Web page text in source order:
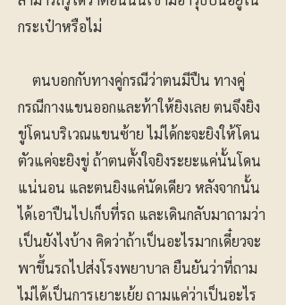
กระเป๋าหรือไม่
ตนบอกกับทางคู่กรณีว่าตนมีปืน ทางคู่
กรณีกางแขนออกและท้าให้ยิงเลย ตนจึงยิง
ขู่โดนบริเวณแขนซ้าย ไม่ได้กะจะยิงให้โดน
ตัวแค่จะยิงขู่ ถ้าตนตั้งใจยิงระยะแค่นั้นโดน
แน่นอน และตนยิงแค่นัดเดียว หลังจากนั้น
ได้เอาปืนไปเก็บที่รถ และเดินกลับมาถามว่า
เป็นยังไงบ้าง คิดว่าถ้าเป็นอะไรมากเดี๋ยวจะ
พาขึ้นรถไปส่งโรงพยาบาล ยืนยันว่าที่ถาม
ไม่ได้เป็นการเยาะเย้ย ถามแค่ว่าเป็นอะไร